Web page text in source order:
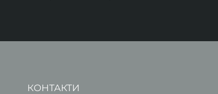
КОНТАКТИ